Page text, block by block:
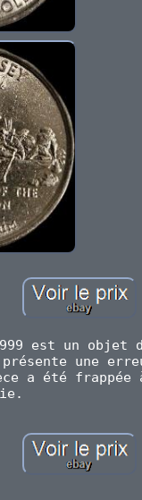
est un
une
a été